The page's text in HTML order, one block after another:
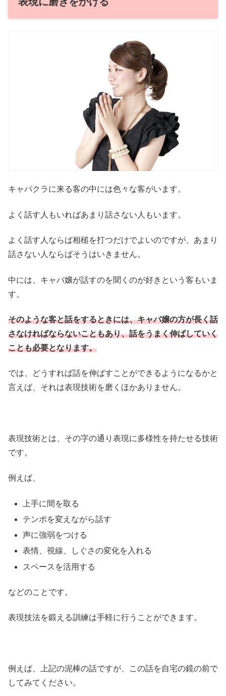
キャバクラに来る客の中には色々な客がいます。
よく話す人もいればあまり話さない人もいます。
よく話す人ならば相槌を打つだけでよいのですが、あまり
話さない人ならばそうはいきません。
中には、キャバ嬢が話すのを聞くのが好きという客もいま
す。
そのような客と話をするときには、キャバ嬢の方が長く話
さなければならないこともあり、話をうまく伸ばしていく
ことも必要となります。
では、どうすれば話を伸ばすことができるようになるかと
言えば、それは表現技術を磨くほかありません。
表現技術とは、その字の通り表現に多様性を持たせる技術
です。
例えば、
上手に間を取る
テンポを変えながら話す
声に強弱をつける
表情、視線、しぐさの変化を入れる
スペースを活用する
などのことです。
表現技法を鍛える訓練は手軽に行うことができます。
例えば、上記の泥棒の話ですが、この話を自宅の鏡の前で
してみてください。